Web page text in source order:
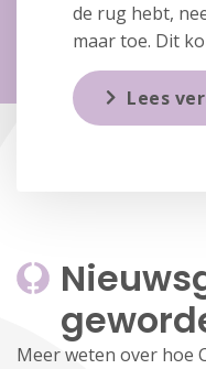
de rug hebt,
maar toe. Dit
Lees
Meer weten over hoe